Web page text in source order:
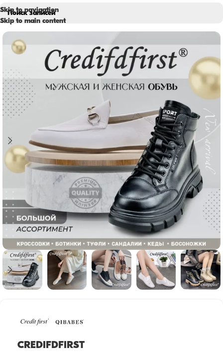
Skip to navigation
Skip to main content
CREDIFDFIRST